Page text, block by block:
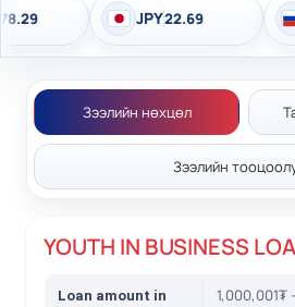
JPY 22.69
Зээлийн нөхцөл
Зээлийн
YOUTH IN BUSINESS
Loan amount in
1,000,001₮